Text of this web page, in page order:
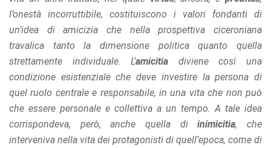
l’onestà incorruttibile, costituiscono i valori fondanti di
un’idea di amicizia che nella prospettiva ciceroniana
travalica tanto la dimensione politica quanto quella
strettamente individuale. L’amicitia diviene così una
condizione esistenziale che deve investire la persona di
quel ruolo centrale e responsabile, in una vita che non può
che essere personale e collettiva a un tempo. A tale idea
corrispondeva, però, anche quella diinimicitia, che
interveniva nella vita dei protagonisti di quell’epoca, come di